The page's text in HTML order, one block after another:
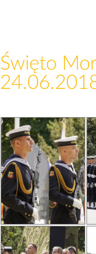
Święto